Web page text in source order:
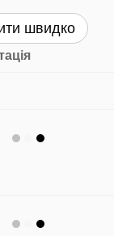
швидко